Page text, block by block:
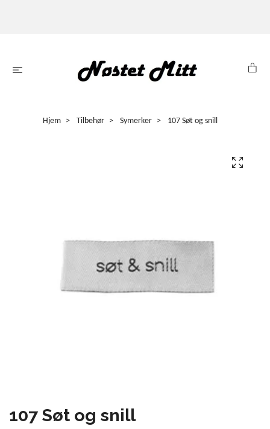
Hjem Tilbehør Symerker 107 Søt og snill
107 Søt og snill